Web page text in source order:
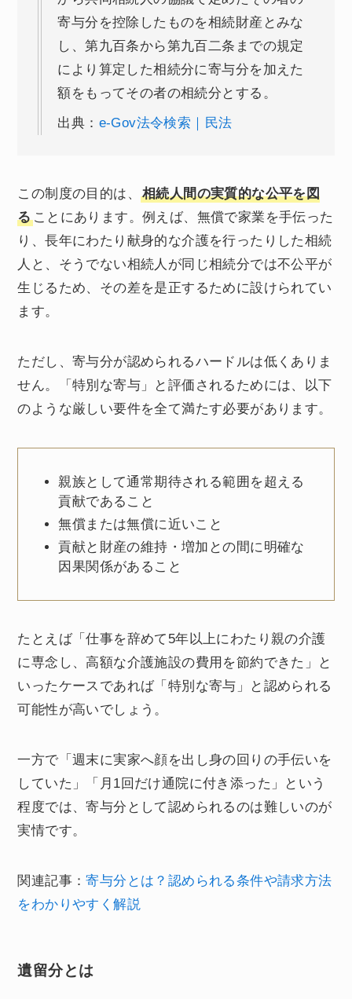
寄与分を控除したものを相続財産とみな
し、第九百条から第九百二条までの規定
により算定した相続分に寄与分を加えた
額をもってその者の相続分とする。
出典： e-Gov法令検索｜民法
この制度の目的は、相続人間の実質的な公平を図
ることにあります。例えば、無償で家業を手伝った
り、長年にわたり献身的な介護を行ったりした相続
人と、そうでない相続人が同じ相続分では不公平が
生じるため、その差を是正するために設けられてい
ます。
ただし、寄与分が認められるハードルは低くありま
せん。「特別な寄与」と評価されるためには、以下
のような厳しい要件を全て満たす必要があります。
親族として通常期待される範囲を超える
貢献であること
無償または無償に近いこと
貢献と財産の維持・増加との間に明確な
因果関係があること
たとえば「仕事を辞めて5年以上にわたり親の介護
に専念し、高額な介護施設の費用を節約できた」と
いったケースであれば「特別な寄与」と認められる
可能性が高いでしょう。
一方で「週末に実家へ顔を出し身の回りの手伝いを
していた」「月1回だけ通院に付き添った」という
程度では、寄与分として認められるのは難しいのが
実情です。
関連記事：寄与分とは？認められる条件や請求方法
をわかりやすく解説
遺留分とは